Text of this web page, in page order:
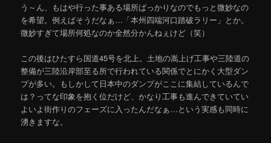
う～ん、もはや行った事ある場所ばっかりなのでもっと微妙なの
を希望。例えばそうだなぁ…「本州四端河口踏破ラリー」とか。
微妙すぎて場所何処なのか全然分かんねぇけど（笑）
この後はひたすら国道45号を北上。土地の嵩上げ工事や三陸道の
整備が三陸沿岸部至る所で行われている関係でとにかく大型ダン
プが多い。もしかして日本中のダンプがここに集結しているんで
は？ってな印象を抱く位だけど、かなり工事も進んできていてい
よいよ街作りのフェーズに入ったんだなぁ…という実感も同時に
湧きますな。